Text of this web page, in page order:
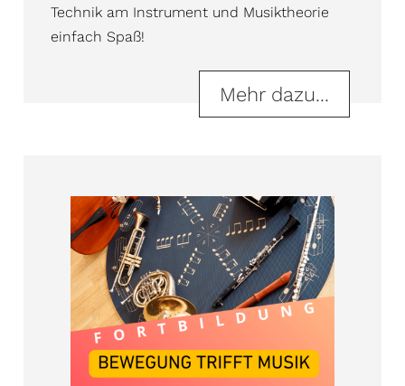
Technik am Instrument und Musiktheorie
einfach Spaß!
Mehr dazu...